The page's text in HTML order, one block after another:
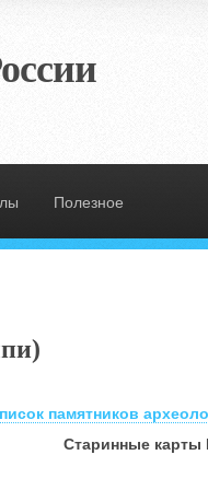
Полезное
памятников
Старинные карты